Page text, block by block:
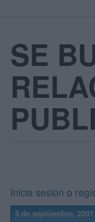
SE
Inicia sesión o
5 de septiembre,